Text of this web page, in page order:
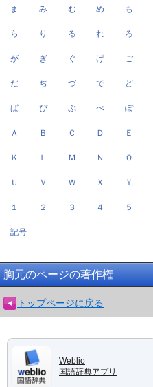
ま み む め も
ら り る れ ろ
が ぎ ぐ げ ご
だ ぢ づ で ど
ぱ ぴ ぷ ぺ ぽ
Ａ Ｂ Ｃ Ｄ Ｅ
Ｋ Ｌ Ｍ Ｎ Ｏ
Ｕ Ｖ Ｗ Ｘ Ｙ
１ ２ ３ ４ ５
記号
胸元のページの著作権
トップページに戻る
Weblio
国語辞典アプリ